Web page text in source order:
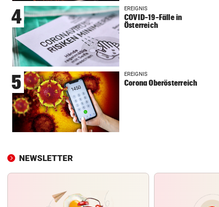
4 EREIGNIS
COVID-19-Fälle in
Österreich
5 EREIGNIS
Corona Oberösterreich
NEWSLETTER